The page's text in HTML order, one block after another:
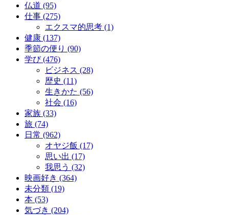
仏道 (95)
仕事 (275)
エクスマ的思考 (1)
健康 (137)
季節の便り (90)
学び (476)
ビジネス (28)
歴史 (11)
生きかた (56)
社会 (16)
家族 (33)
旅 (74)
日常 (962)
オヤジ飯 (17)
思い出 (17)
我思う (32)
映画好き (364)
未分類 (19)
本 (53)
気づき (204)